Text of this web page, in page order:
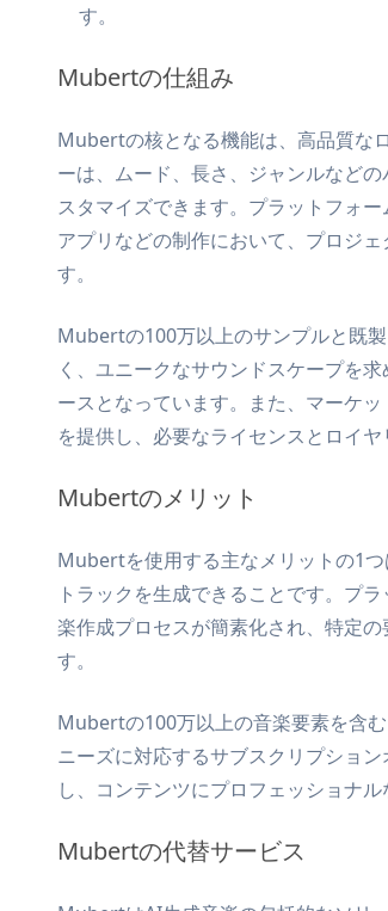
す。
Mubertの仕組み
Mubertの核となる機能は、高品質な
ーは、ムード、長さ、ジャンルなど
スタマイズできます。プラットフォ
アプリなどの制作において、プロジ
す。
Mubertの100万以上のサンプルと既
く、ユニークなサウンドスケープを
ースとなっています。また、マーケ
を提供し、必要なライセンスとロイ
Mubertのメリット
Mubertを使用する主なメリットの1
トラックを生成できることです。プ
楽作成プロセスが簡素化され、特定
す。
Mubertの100万以上の音楽要素を含
ニーズに対応するサブスクリプショ
し、コンテンツにプロフェッショナ
Mubertの代替サービス